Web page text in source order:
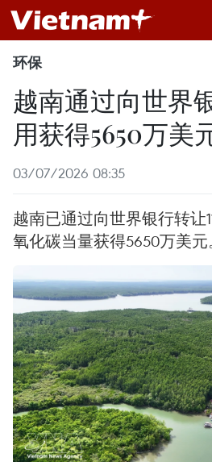
环保
越南通过向世界
用获得5650万美
03/07/2026 08:35
越南已通过向世界银行转让
氧化碳当量获得5650万美元